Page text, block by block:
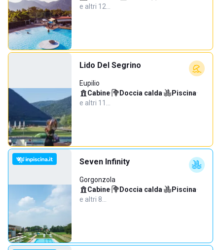
e altri 12…
Lido Del Segrino
Eupilio
Cabine· Doccia calda· Piscina·
e altri 11…
Seven Infinity
Gorgonzola
Cabine· Doccia calda· Piscina·
e altri 8…